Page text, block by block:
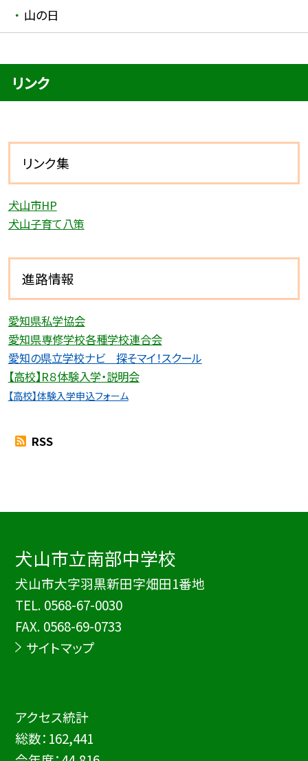
山の日
リンク
リンク集
犬山市HP
犬山子育て八策
進路情報
愛知県私学協会
愛知県専修学校各種学校連合会
愛知の県立学校ナビ 探そマイ！スクール
【高校】R８体験入学・説明会
【高校】体験入学申込フォーム
RSS
犬山市立南部中学校
犬山市大字羽黒新田字畑田1番地
TEL. 0568-67-0030
FAX. 0568-69-0733
サイトマップ
アクセス統計
総数： 162,441